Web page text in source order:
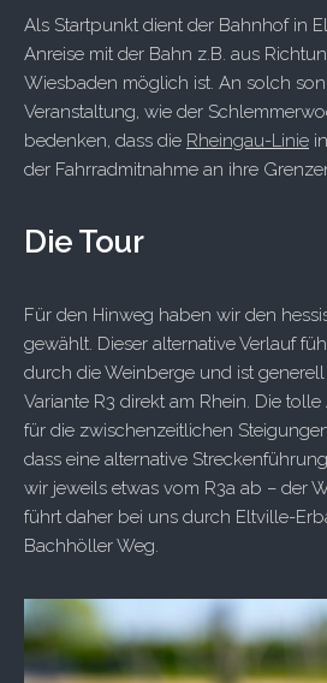
Als Startpunkt dient der Bahnhof in
Anreise mit der Bahn z.B. aus
Wiesbaden möglich ist. An solch
Veranstaltung, wie der
bedenken, dass die Rheingau-Linie
der Fahrradmitnahme an ihre
Die Tour
Für den Hinweg haben wir den
gewählt. Dieser alternative Verlauf
durch die Weinberge und ist
Variante R3 direkt am Rhein. Die
für die zwischenzeitlichen
dass eine alternative
wir jeweils etwas vom R3a ab – der
führt daher bei uns durch Eltville-
Bachhöller Weg.